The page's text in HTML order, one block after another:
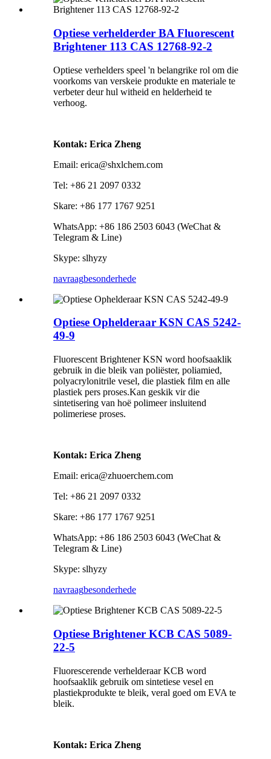
Optiese verhelderder BA Fluorescent
Brightener 113 CAS 12768-92-2
Optiese verhelders speel 'n belangrike rol om die
voorkoms van verskeie produkte en materiale te
verbeter deur hul witheid en helderheid te
verhoog.
Kontak: Erica Zheng
Email: erica@shxlchem.com
Tel: +86 21 2097 0332
Skare: +86 177 1767 9251
WhatsApp: +86 186 2503 6043 (WeChat &
Telegram & Line)
Skype: slhyzy
navraagbesonderhede
Optiese Ophelderaar KSN CAS 5242-
49-9
Fluorescent Brightener KSN word hoofsaaklik
gebruik in die bleik van poliëster, poliamied,
polyacrylonitrile vesel, die plastiek film en alle
plastiek pers proses.Kan geskik vir die
sintetisering van hoë polimeer insluitend
polimeriese proses.
Kontak: Erica Zheng
Email: erica@zhuoerchem.com
Tel: +86 21 2097 0332
Skare: +86 177 1767 9251
WhatsApp: +86 186 2503 6043 (WeChat &
Telegram & Line)
Skype: slhyzy
navraagbesonderhede
Optiese Brightener KCB CAS 5089-
22-5
Fluorescerende verhelderaar KCB word
hoofsaaklik gebruik om sintetiese vesel en
plastiekprodukte te bleik, veral goed om EVA te
bleik.
Kontak: Erica Zheng